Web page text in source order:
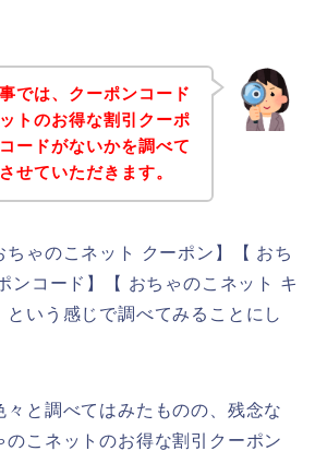
では、クーポンコード
トのお得な割引クーポ
ードがないかを調べて
せていただきます。
ちゃのこネット クーポン】【 おち
ンコード】【 おちゃのこネット キ
という感じで調べてみることにし
々と調べてはみたものの、残念な
のこネットのお得な割引クーポン